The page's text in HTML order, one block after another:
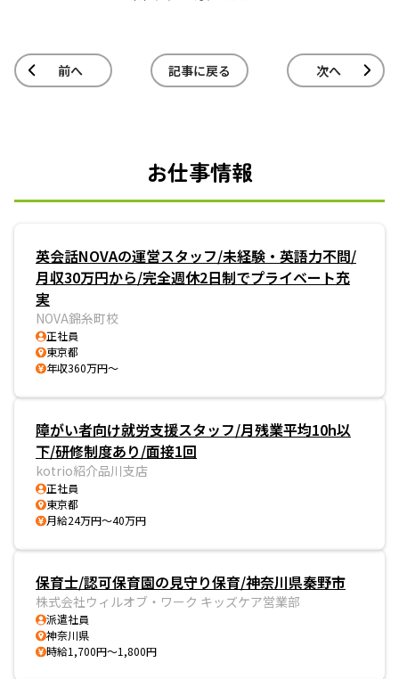
前へ 記事に戻る 次へ
お仕事情報
英会話NOVAの運営スタッフ/未経験・英語力不問/
月収30万円から/完全週休2日制でプライベート充
実
NOVA錦糸町校
正社員
東京都
年収360万円～
障がい者向け就労支援スタッフ/月残業平均10h以
下/研修制度あり/面接1回
kotrio紹介品川支店
正社員
東京都
月給24万円～40万円
保育士/認可保育園の見守り保育/神奈川県秦野市
株式会社ウィルオブ・ワーク キッズケア営業部
派遣社員
神奈川県
時給1,700円～1,800円